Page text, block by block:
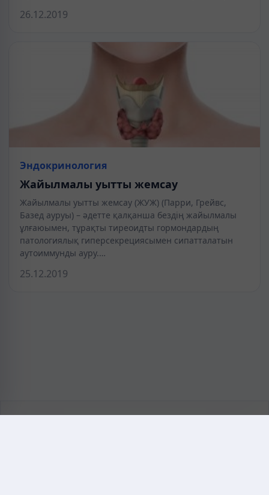
26.12.2019
Эндокринология
Жайылмалы уытты жемсау
Жайылмалы уытты жемсау (ЖУЖ) (Парри, Грейвс,
Базед ауруы) – әдетте қалқанша бездің жайылмалы
ұлғаюымен, тұрақты тиреоидты гормондардың
патологиялық гиперсекрециясымен сипатталатын
аутоиммунды ауру.…
25.12.2019
KAZMEDIC.ORG